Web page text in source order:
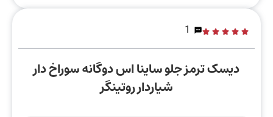
1
دیسک ترمز جلو ساینا اس دوگانه سوراخ دار
شیاردار روتینگر